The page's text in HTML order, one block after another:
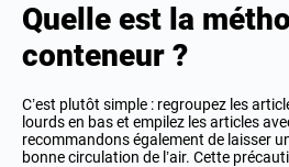
Quelle est la
conteneur ?
C’est plutôt simple : regroupez les
lourds en bas et empilez les articles
recommandons également de laisser
bonne circulation de l’air. Cette